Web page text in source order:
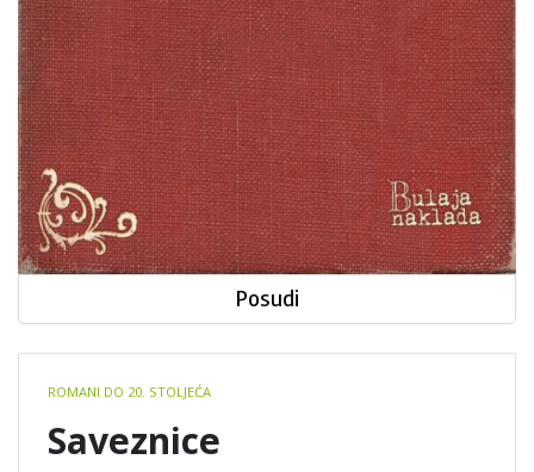
details
ROMANI DO 20. STOLJEĆA
Saveznice
Posudi